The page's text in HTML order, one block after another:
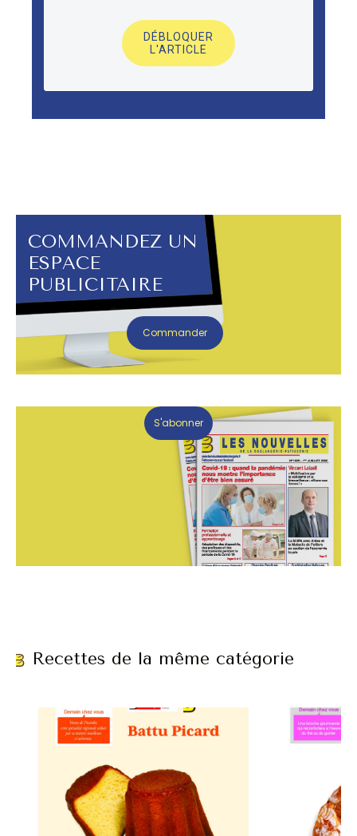
DÉBLOQUER
L'ARTICLE
COMMANDEZ UN
ESPACE
PUBLICITAIRE
Commander
S'abonner
Recettes de la même catégorie